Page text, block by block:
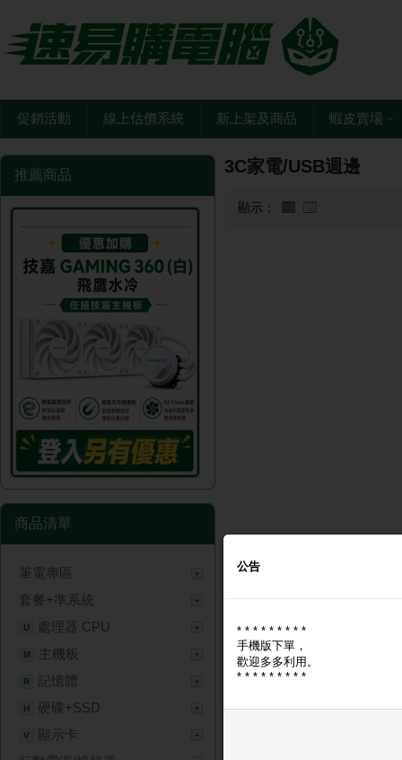
促銷活動 線上估價系統 新上架及商品 蝦皮賣場
推薦商品
商品清單
筆電專區
套餐+準系統
U 處理器 CPU
M 主機板
R 記憶體
H 硬碟+SSD
V
顯示卡
3C家電/USB週邊
顯示：
公告
* * * * * * * * *
手機版下單，
歡迎多多利用。
* * * * * * * * *